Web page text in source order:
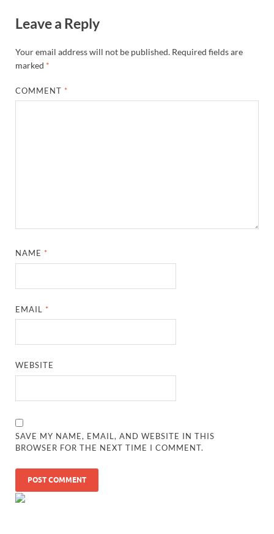
Leave a Reply
Your email address will not be published. Required fields are
marked *
COMMENT *
NAME *
EMAIL *
WEBSITE
SAVE MY NAME, EMAIL, AND WEBSITE IN THIS
BROWSER FOR THE NEXT TIME I COMMENT.